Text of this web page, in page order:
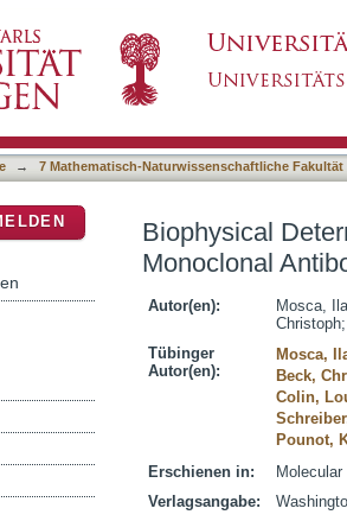
→ 7 Mathematisch-Naturwissenschaftliche Fakultät
Biophysical
Monoclonal
Autor(en):
Mosca,
Christoph
Tübinger
Autor(en):
Mosca,
Beck,
Colin,
Pounot,
Erschienen in:
Verlagsangabe: